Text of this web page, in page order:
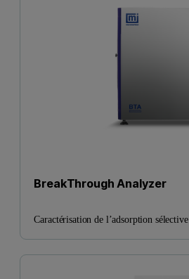
BreakThrough Analyzer
Caractérisation de l’adsorption sélective